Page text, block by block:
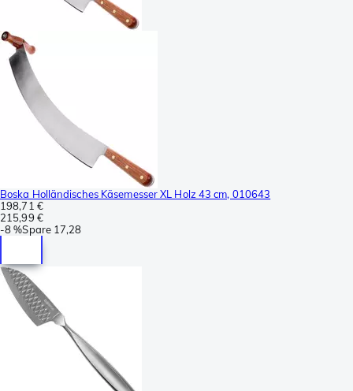
Boska Holländisches Käsemesser XL Holz 43 cm, 010643
198,71 €
215,99 €
-8 %Spare 17,28